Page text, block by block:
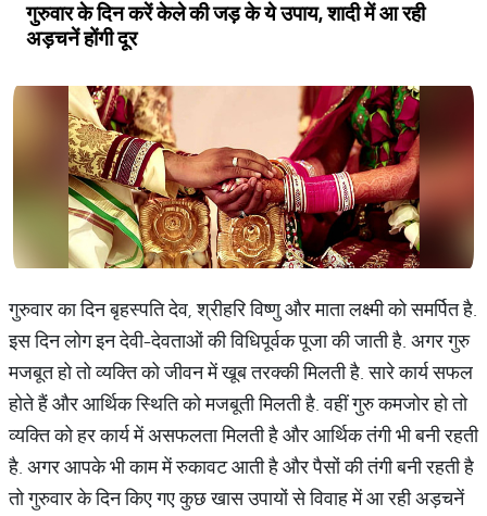
गुरुवार के दिन करें केले की जड़ के ये उपाय, शादी में आ रही
अड़चनें होंगी दूर
गुरुवार का दिन बृहस्पति देव, श्रीहरि विष्णु और माता लक्ष्मी को समर्पित है.
इस दिन लोग इन देवी-देवताओं की विधिपूर्वक पूजा की जाती है. अगर गुरु
मजबूत हो तो व्यक्ति को जीवन में खूब तरक्की मिलती है. सारे कार्य सफल
होते हैं और आर्थिक स्थिति को मजबूती मिलती है. वहीं गुरु कमजोर हो तो
व्यक्ति को हर कार्य में असफलता मिलती है और आर्थिक तंगी भी बनी रहती
है. अगर आपके भी काम में रुकावट आती है और पैसों की तंगी बनी रहती है
तो गुरुवार के दिन किए गए कुछ खास उपायों से विवाह में आ रही अड़चनें